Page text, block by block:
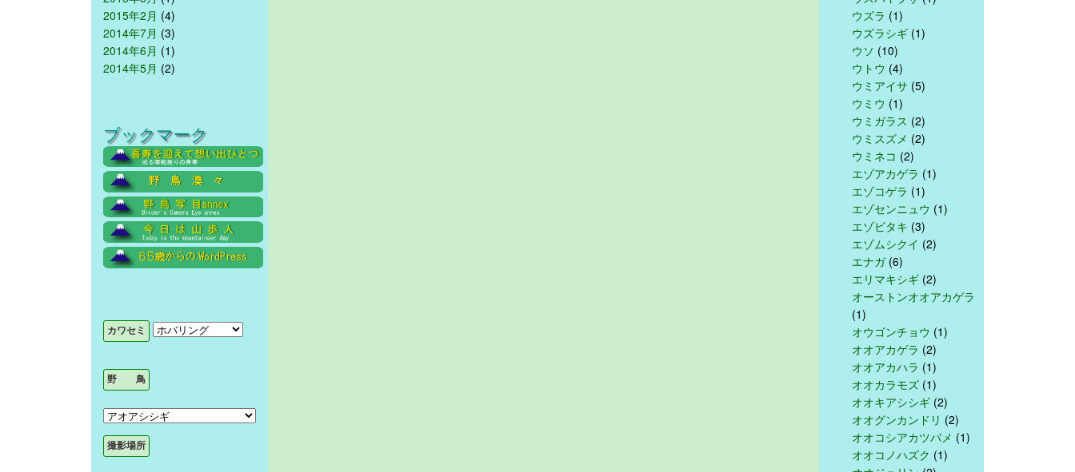
2015年2月 (4)
2014年7月 (3)
2014年6月 (1)
2014年5月 (2)
ブックマーク
ウズラ (1)
ウズラシギ (1)
ウソ (10)
ウトウ (4)
ウミアイサ (5)
ウミウ (1)
ウミガラス (2)
ウミスズメ (2)
ウミネコ (2)
エゾアカゲラ (1)
エゾコゲラ (1)
エゾセンニュウ (1)
エゾビタキ (3)
エゾムシクイ (2)
エナガ(6)
エリマキシギ (2)
オーストンオオアカゲラ
(1)
オウゴンチョウ (1)
オオアカゲラ (2)
オオアカハラ (1)
オオカラモズ (1)
オオキアシシギ (2)
オオグンカンドリ (2)
オオコシアカツバメ (1)
オオコノハズク (1)